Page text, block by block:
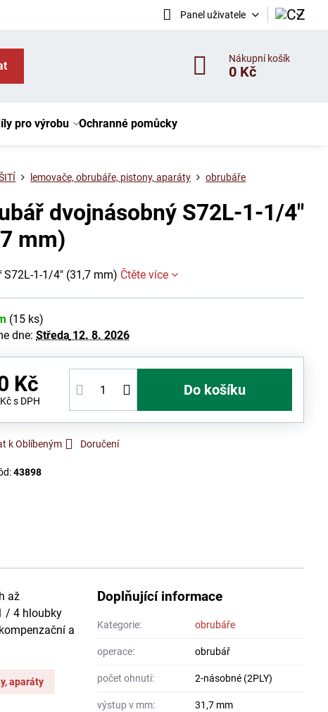
Panel uživatele
Nákupní košík
0 Kč
pro výrobu Ochranné pomůcky
lemovače, obrubáře, pistony, aparáty obrubáře
dvojnásobný S72L-1-1/4"
mm)
S72L-1-1/4" (31,7 mm) Čtěte více
(15 ks)
dne:Středa 12. 8. 2026
Kč
Kčs DPH
Do košíku
k Oblíbeným Doručení
43898
až
/ 4 hloubky
a
aparáty
Doplňující informace
Kategorie: obrubáře
operace: obrubář
počet ohnutí: 2-násobné (2PLY)
výstup v mm: 31,7 mm